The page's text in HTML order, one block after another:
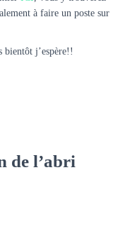
à faire un poste sur
j’espère!!
de l’abri